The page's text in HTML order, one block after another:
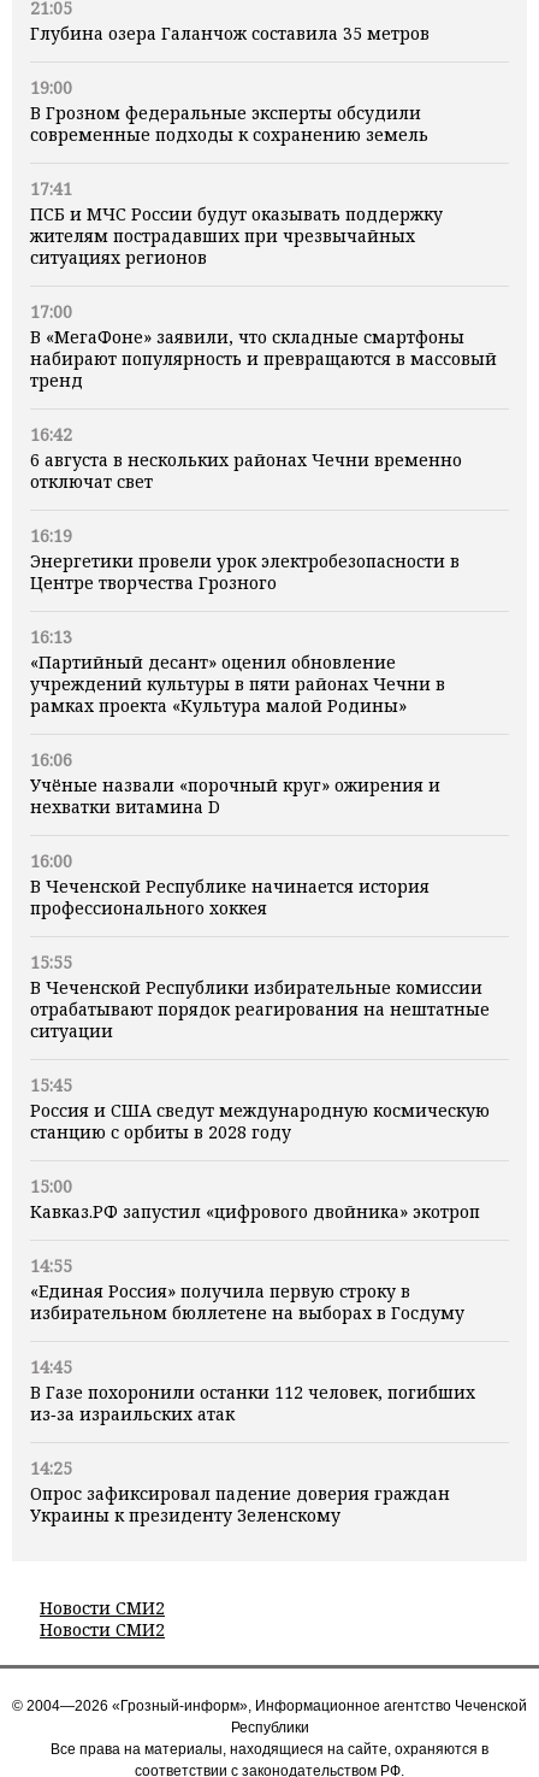
21:05
Глубина озера Галанчож составила 35 метров
19:00
В Грозном федеральные эксперты обсудили
современные подходы к сохранению земель
17:41
ПСБ и МЧС России будут оказывать поддержку
жителям пострадавших при чрезвычайных
ситуациях регионов
17:00
В «МегаФоне» заявили, что складные смартфоны
набирают популярность и превращаются в массовый
тренд
16:42
6 августа в нескольких районах Чечни временно
отключат свет
16:19
Энергетики провели урок электробезопасности в
Центре творчества Грозного
16:13
«Партийный десант» оценил обновление
учреждений культуры в пяти районах Чечни в
рамках проекта «Культура малой Родины»
16:06
Учёные назвали «порочный круг» ожирения и
нехватки витамина D
16:00
В Чеченской Республике начинается история
профессионального хоккея
15:55
В Чеченской Республики избирательные комиссии
отрабатывают порядок реагирования на нештатные
ситуации
15:45
Россия и США сведут международную космическую
станцию с орбиты в 2028 году
15:00
Кавказ.РФ запустил «цифрового двойника» экотроп
14:55
«Единая Россия» получила первую строку в
избирательном бюллетене на выборах в Госдуму
14:45
В Газе похоронили останки 112 человек, погибших
из‑за израильских атак
14:25
Опрос зафиксировал падение доверия граждан
Украины к президенту Зеленскому
Новости СМИ2
Новости СМИ2
© 2004—2026 «Грозный-информ», Информационное агентство Чеченской
Республики
Все права на материалы, находящиеся на сайте, охраняются в
соответствии с законодательством РФ.